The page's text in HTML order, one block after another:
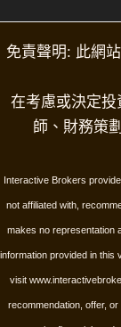
免責聲明: 此網
在考慮或決定
師、財務策
Interactive Brokers
not affiliated with,
makes no representation
information provided in this
visit
recommendation, offer,